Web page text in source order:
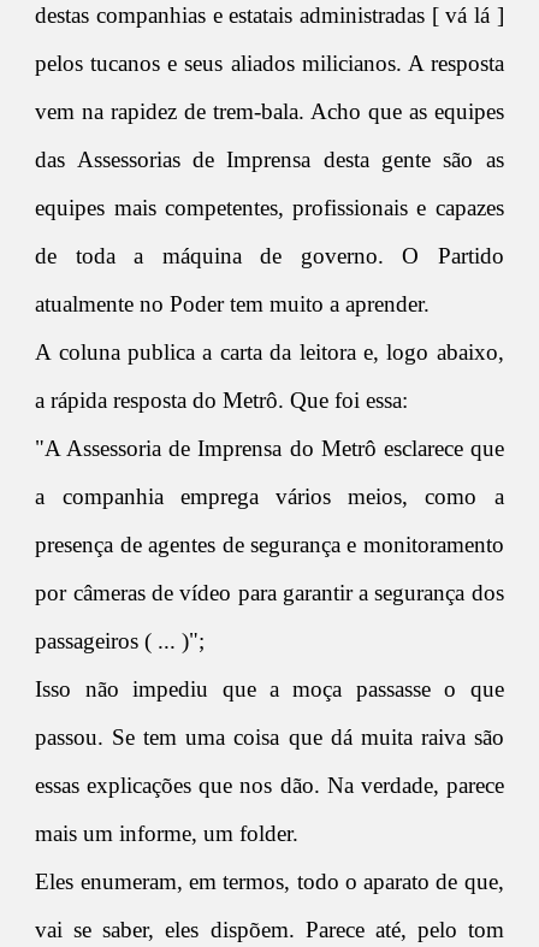
destas companhias e estatais administradas [ vá lá ]
pelos tucanos e seus aliados milicianos. A resposta
vem na rapidez de trem-bala. Acho que as equipes
das Assessorias de Imprensa desta gente são as
equipes mais competentes, profissionais e capazes
de toda a máquina de governo. O Partido
atualmente no Poder tem muito a aprender.
A coluna publica a carta da leitora e, logo abaixo,
a rápida resposta do Metrô. Que foi essa:
"A Assessoria de Imprensa do Metrô esclarece que
a companhia emprega vários meios, como a
presença de agentes de segurança e monitoramento
por câmeras de vídeo para garantir a segurança dos
passageiros ( ... )";
Isso não impediu que a moça passasse o que
passou. Se tem uma coisa que dá muita raiva são
essas explicações que nos dão. Na verdade, parece
mais um informe, um folder.
Eles enumeram, em termos, todo o aparato de que,
vai se saber, eles dispõem. Parece até, pelo tom